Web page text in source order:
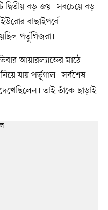
দ্বিতীয় বড় জয়। সবচেয়ে বড়
বাছাইপর্বে
পর্তুগিজরা।
আয়ারল্যান্ডের মাঠে
যায় পর্তুগাল। সর্বশেষ
তাই তাঁকে ছাড়াই